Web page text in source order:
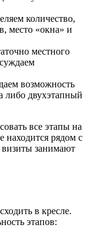
количество,
место «окна» и
местного
возможность
либо двухэтапный
все этапы на
находится рядом с
визиты занимают
в кресле.
этапов: